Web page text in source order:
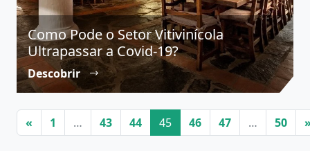
Como Pode o Setor Vitivinícola
Ultrapassar a Covid-19?
Descobrir
Navegação de artigos
« 1 … 43 44 45 46 47 … 50